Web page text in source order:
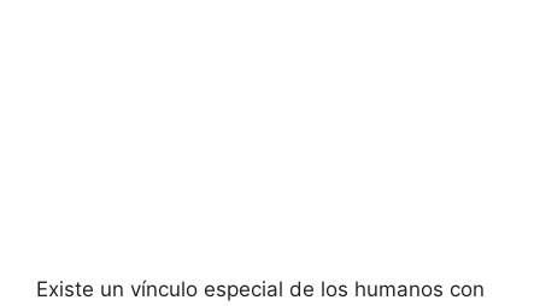
Existe un vínculo especial de los humanos con